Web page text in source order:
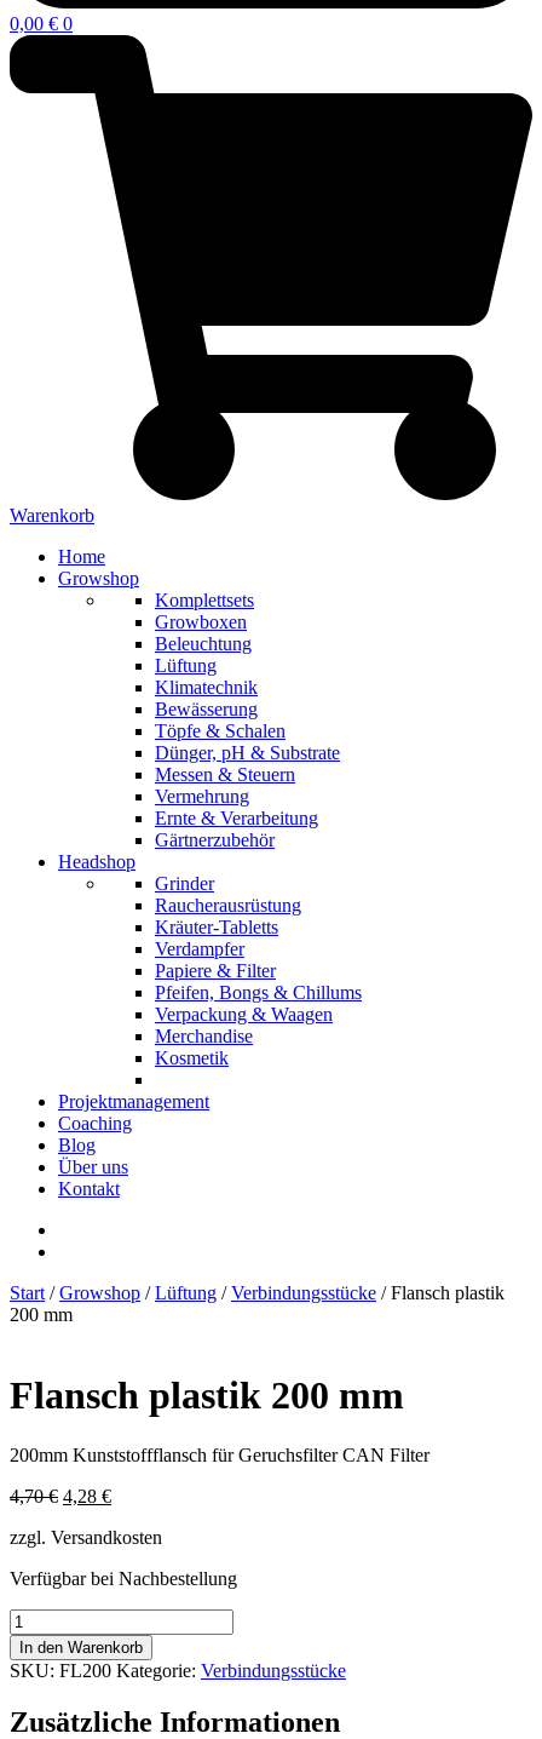
0,00 € 0
Warenkorb
Home
Growshop
Komplettsets
Growboxen
Beleuchtung
Lüftung
Klimatechnik
Bewässerung
Töpfe & Schalen
Dünger, pH & Substrate
Messen & Steuern
Vermehrung
Ernte & Verarbeitung
Gärtnerzubehör
Headshop
Grinder
Raucherausrüstung
Kräuter-Tabletts
Verdampfer
Papiere & Filter
Pfeifen, Bongs & Chillums
Verpackung & Waagen
Merchandise
Kosmetik
Projektmanagement
Coaching
Blog
Über uns
Kontakt
Start /Growshop /Lüftung /Verbindungsstücke / Flansch plastik
200 mm
Flansch plastik 200 mm
200mm Kunststoffflansch für Geruchsfilter CAN Filter
4,70€ Ursprünglicher
war:
4,28 €Aktueller
ist:
zzgl. Versandkosten
Verfügbar bei Nachbestellung
Flansch
plastik
200
mm
In den Warenkorb
SKU: FL200 Kategorie: Verbindungsstücke
Zusätzliche Informationen